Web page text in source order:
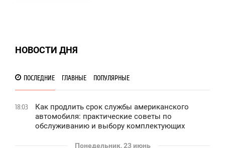
НОВОСТИ ДНЯ
ПОСЛЕДНИЕ ГЛАВНЫЕ ПОПУЛЯРНЫЕ
18:03
Как продлить срок службы американского
автомобиля: практические советы по
обслуживанию и выбору комплектующих
Понедельник, 23 июнь